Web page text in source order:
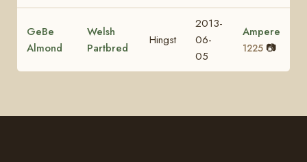
GeBe
Almond
Welsh
Partbred
Hingst
2013-
06-
05
Ampere
1225 📷